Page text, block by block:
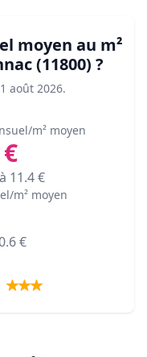
moyen au m²
(11800) ?
août 2026.
m² moyen
11.4€
m² moyen
€